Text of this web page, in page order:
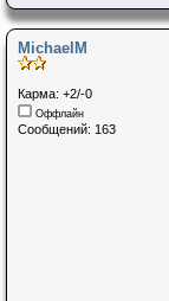
MichaelM
Карма: +2/-0
Оффлайн
Сообщений: 163